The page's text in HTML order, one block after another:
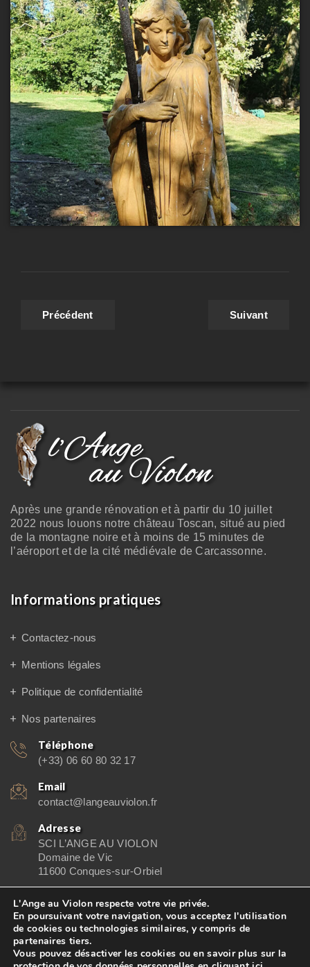
Précédent Suivant
Après une grande rénovation et à partir du 10 juillet
2022 nous louons notre château Toscan, situé au pied
de la montagne noire et à moins de 15 minutes de
l’aéroport et de la cité médiévale de Carcassonne.
Informations pratiques
Contactez-nous
Mentions légales
Politique de confidentialité
Nos partenaires
Téléphone
(+33) 06 60 80 32 17
Email
contact@langeauviolon.fr
Adresse
SCI L’ANGE AU VIOLON
Domaine de Vic
11600 Conques-sur-Orbiel
© 2026 L'Ange au Violon| Conçu et réalisé par
Kevengo
L'Ange au Violon respecte votre vie privée.
En poursuivant votre navigation, vous acceptez l'utilisation
de cookies ou technologies similaires, y compris de
partenaires tiers.
Vous pouvez désactiver les cookies ou en savoir plus sur la